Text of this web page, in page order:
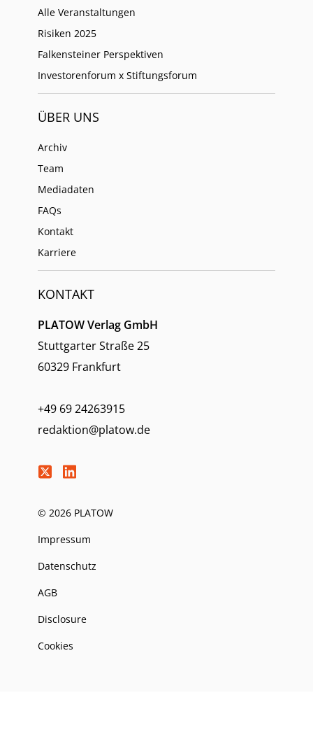
Alle Veranstaltungen
Risiken 2025
Falkensteiner Perspektiven
Investorenforum x Stiftungsforum
ÜBER UNS
Archiv
Team
Mediadaten
FAQs
Kontakt
Karriere
KONTAKT
PLATOW Verlag GmbH
Stuttgarter Straße 25
60329 Frankfurt
+49 69 24263915
redaktion@platow.de
© 2026 PLATOW
Impressum
Datenschutz
AGB
Disclosure
Cookies